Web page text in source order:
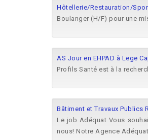
Hôtellerie/Restauration/
Boulanger (H/F) pour une
AS Jour en EHPAD à Lege
Profils Santé est à la
Bâtiment et Travaux Publics
Le job Adéquat Vous
nous! Notre Agence